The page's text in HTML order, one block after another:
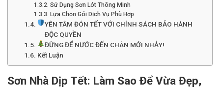
Sử Dụng Sơn Lót Thông Minh
Lựa Chọn Gói Dịch Vụ Phù Hợp
YÊN TÂM ĐÓN TẾT VỚI CHÍNH SÁCH BẢO HÀNH
ĐỘC QUYỀN
ĐỪNG ĐỂ NƯỚC ĐẾN CHÂN MỚI NHẢY!
Kết Luận
Sơn Nhà Dịp Tết: Làm Sao Để Vừa Đẹp,